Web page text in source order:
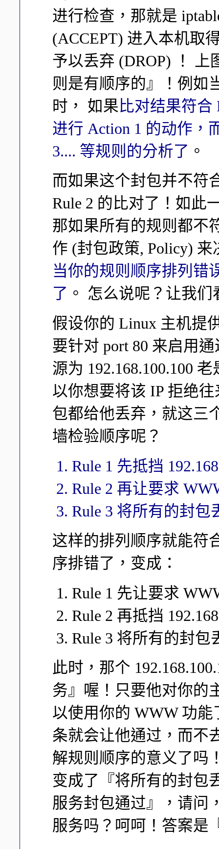
进行检查，那就是
(ACCEPT) 进入本机取
予以丢弃 (DROP) ！
则是有顺序的』！例如
时， 如果比对结果符合
进行 Action 1 的动作，
3.... 等规则的分析了 。
而如果这个封包并不符
Rule 2 的比对了！如此
那如果所有的规则都不
作 (封包政策, Policy)
当你的规则顺序排列错
了 。 怎么说呢？让我
假设你的 Linux 主机提
要针对 port 80 来启用
源为 192.168.100.100
以你想要将该 IP 拒绝
包都给他丢弃，就这三
墙检验顺序呢？
Rule 1 先抵挡
Rule 2 再让要求
Rule 3 将所有的封包
这样的排列顺序就能符
序排错了，变成：
Rule 1 先让要求
Rule 2 再抵挡
Rule 3 将所有的封包
此时，那个
务』喔！只要他对你的
以使用你的 WWW 功
条就会让他通过，而不
解规则顺序的意义了吗
变成了『将所有的封包
服务封包通过』，请问
服务吗？呵呵！答案是